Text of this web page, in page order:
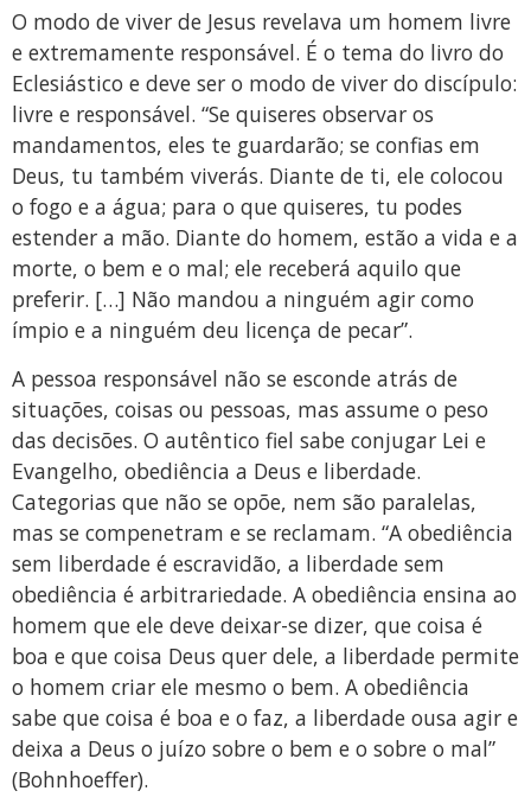
O modo de viver de Jesus revelava um homem livre
e extremamente responsável. É o tema do livro do
Eclesiástico e deve ser o modo de viver do discípulo:
livre e responsável. “Se quiseres observar os
mandamentos, eles te guardarão; se confias em
Deus, tu também viverás. Diante de ti, ele colocou
o fogo e a água; para o que quiseres, tu podes
estender a mão. Diante do homem, estão a vida e a
morte, o bem e o mal; ele receberá aquilo que
preferir. […] Não mandou a ninguém agir como
ímpio e a ninguém deu licença de pecar”.
A pessoa responsável não se esconde atrás de
situações, coisas ou pessoas, mas assume o peso
das decisões. O autêntico fiel sabe conjugar Lei e
Evangelho, obediência a Deus e liberdade.
Categorias que não se opõe, nem são paralelas,
mas se compenetram e se reclamam. “A obediência
sem liberdade é escravidão, a liberdade sem
obediência é arbitrariedade. A obediência ensina ao
homem que ele deve deixar-se dizer, que coisa é
boa e que coisa Deus quer dele, a liberdade permite
o homem criar ele mesmo o bem. A obediência
sabe que coisa é boa e o faz, a liberdade ousa agir e
deixa a Deus o juízo sobre o bem e o sobre o mal”
(Bohnhoeffer).